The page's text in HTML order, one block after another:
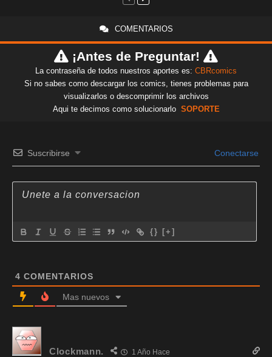
COMENTARIOS
¡Antes de Preguntar!
La contraseña de todos nuestros aportes es: CBRcomics
Si no sabes como descargar los comics, tienes problemas para
visualizarlos o descomprimir los archivos
Aqui te decimos como solucionarlo SOPORTE
Suscribirse Conectarse
{} [+]
4 COMENTARIOS
Mas nuevos
Clockmann. 1 Año Hace